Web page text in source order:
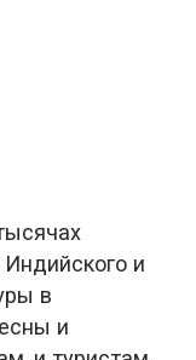
и
в
и